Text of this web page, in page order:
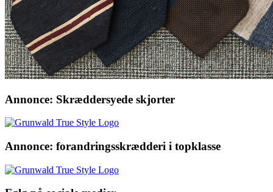
Annonce: Skræddersyede skjorter
Annonce: forandringsskrædderi i topklasse